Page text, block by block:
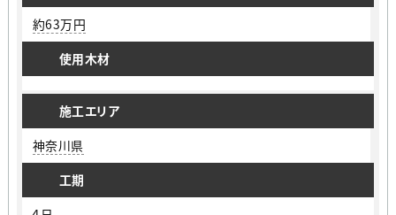
約63万円
使用木材
施工エリア
神奈川県
工期